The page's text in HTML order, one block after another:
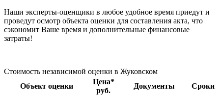
Наши эксперты-оценщики в любое удобное время приедут и
проведут осмотр объекта оценки для составления акта, что
сэкономит Ваше время и дополнительные финансовые
затраты!
Стоимость независимой оценки в Жуковском
Объект оценки
Цена*
руб.
Документы
Сроки